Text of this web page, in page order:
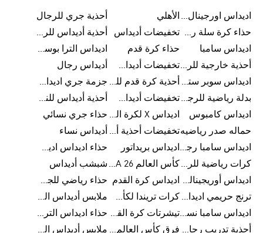
اديداس اورجينال رجالي الأهلي
أحذية جري للرجال
حذاء كرة سلة رجالي تخفيضات أديداس
أحذية أديداس للرجال
اديداس سامبا
حذاء كرة قدم
اديداس الترا بوست للرجال
أحذية خارجية للرجال
تخفيضات أديداس للرجال
أديداس رجال
اديداس سوبر ستار رجالي
أحذية كرة قدم للرجال
جزمة جري اديداس
بدلة رياضية للرجال
تخفيضات أديداس للنساء
أحذية أديداس للنساء
اديداس كامبوس
اديداس X لكرة القدم حذاء جري نسائي
حماله صدر رياضيه
تخفيضات أحذية أديداس للرجال أديداس نساء
اديداس سامبا رجالي اديداس بريداتور
حذاء اديداس اديستار للرجال
كرات رياضية للرجال
كأس العالم FIFA 26™ شبشب أديداس
اديداس أوريجينالز للنساء
اديداس كرة القدم
حذاء رياضي للجري
ترنج حريمي اديداس
كرات تريندا لكأس العالم FIFA 26™
ملابس أديداس الرياضية
اديداس سامبا نسائي
تيشرتات كرة القدم
حذاء اديداس الترا بوست 22
أحذية تدريب رجالية
فرق كأس العالم FIFA 26™ ملابس أديداس الرجالية